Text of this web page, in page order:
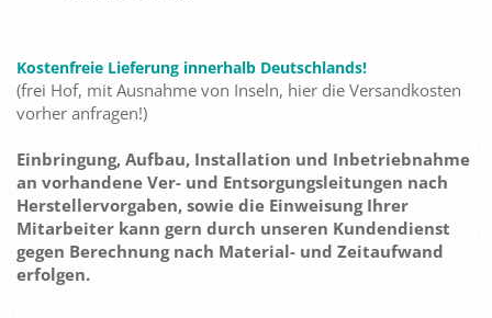
Kostenfreie Lieferung innerhalb Deutschlands!
(frei Hof, mit Ausnahme von Inseln, hier die Versandkosten
vorher anfragen!)
Einbringung, Aufbau, Installation und Inbetriebnahme
an vorhandene Ver- und Entsorgungsleitungen nach
Herstellervorgaben, sowie die Einweisung Ihrer
Mitarbeiter kann gern durch unseren Kundendienst
gegen Berechnung nach Material- und Zeitaufwand
erfolgen.